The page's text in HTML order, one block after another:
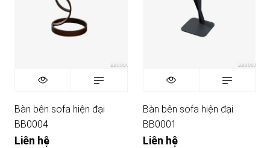
Bàn bên sofa hiện đại
BB0004
Liên hệ
Bàn bên sofa hiện đại
BB0001
Liên hệ